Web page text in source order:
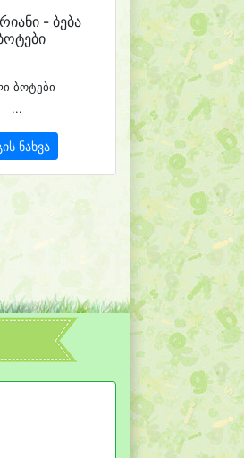
- ბება
ბოტები
ნახვა